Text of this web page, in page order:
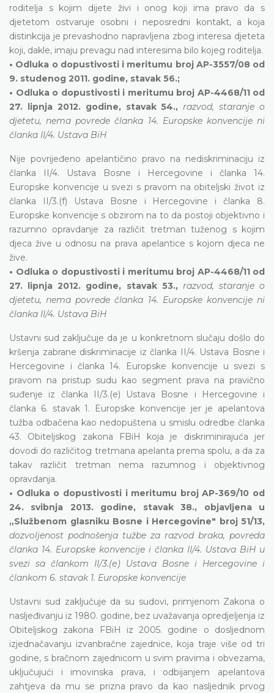
roditelja s kojim dijete živi i onog koji ima pravo da s
djetetom ostvaruje osobni i neposredni kontakt, a koja
distinkcija je prevashodno napravljena zbog interesa djeteta
koji, dakle, imaju prevagu nad interesima bilo kojeg roditelja.
• Odluka o dopustivosti i meritumu broj AP-3557/08 od
9. studenog 2011. godine, stavak 56.;
• Odluka o dopustivosti i meritumu broj AP-4468/11 od
27. lipnja 2012. godine, stavak 54.,razvod, staranje o
djetetu, nema povrede članka 14. Europske konvencije ni
članka II/4. Ustava BiH
Nije povrijeđeno apelantičino pravo na nediskriminaciju iz
članka II/4. Ustava Bosne i Hercegovine i članka 14.
Europske konvencije u svezi s pravom na obiteljski život iz
članka II/3.(f) Ustava Bosne i Hercegovine i članka 8.
Europske konvencije s obzirom na to da postoji objektivno i
razumno opravdanje za različit tretman tuženog s kojim
djeca žive u odnosu na prava apelantice s kojom djeca ne
žive.
• Odluka o dopustivosti i meritumu broj AP-4468/11 od
27. lipnja 2012. godine, stavak 53., razvod, staranje o
djetetu, nema povrede članka 14. Europske konvencije ni
članka II/4. Ustava BiH
Ustavni sud zaključuje da je u konkretnom slučaju došlo do
kršenja zabrane diskriminacije iz članka II/4. Ustava Bosne i
Hercegovine i članka 14. Europske konvencije u svezi s
pravom na pristup sudu kao segment prava na pravično
suđenje iz članka II/3.(е) Ustava Bosne i Hercegovine i
članka 6. stavak 1. Europske konvencije jer je apelantova
tužba odbačena kao nedopuštena u smislu odredbe članka
43. Obiteljskog zakona FBiH koja je diskriminirajuća jer
dovodi do različitog tretmana apelanta prema spolu, a da za
takav različit tretman nema razumnog i objektivnog
opravdanja.
• Odluka o dopustivosti i meritumu broj AP-369/10 od
24. svibnja 2013. godine, stavak 38., objavljena u
„Službenom glasniku Bosne i Hercegovine" broj 51/13,
dozvoljenost podnošenja tužbe za razvod braka, povreda
članka 14. Europske konvencije i članka II/4. Ustava BiH u
svezi sa člankom II/3.(е) Ustava Bosne i Hercegovine i
člankom 6. stavak 1. Europske konvencije
Ustavni sud zaključuje da su sudovi, primjenom Zakona o
nasljeđivanju iz 1980. godine, bez uvažavanja opredjeljenja iz
Obiteljskog zakona FBiH iz 2005. godine o dosljednom
izjednačavanju izvanbračne zajednice, koja traje više od tri
godine, s bračnom zajednicom u svim pravima i obvezama,
uključujući i imovinska prava, i odbijanjem apelantova
zahtjeva da mu se prizna pravo da kao nasljednik prvog